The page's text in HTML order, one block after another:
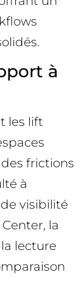
à
les lift
frictions
à
visibilité
la
lecture